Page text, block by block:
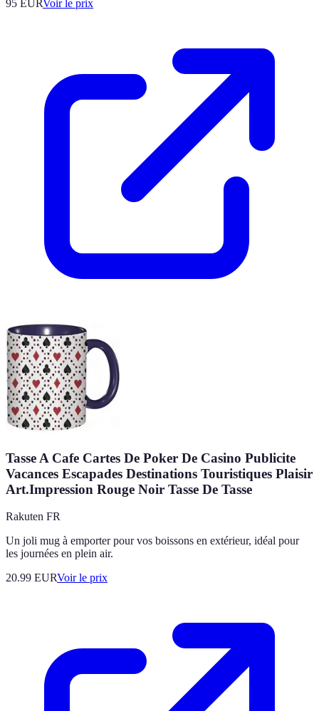
95 EURVoir le prix
Tasse A Cafe Cartes De Poker De Casino Publicite
Vacances Escapades Destinations Touristiques Plaisir
Art.Impression Rouge Noir Tasse De Tasse
Rakuten FR
Un joli mug à emporter pour vos boissons en extérieur, idéal pour
les journées en plein air.
20.99 EURVoir le prix